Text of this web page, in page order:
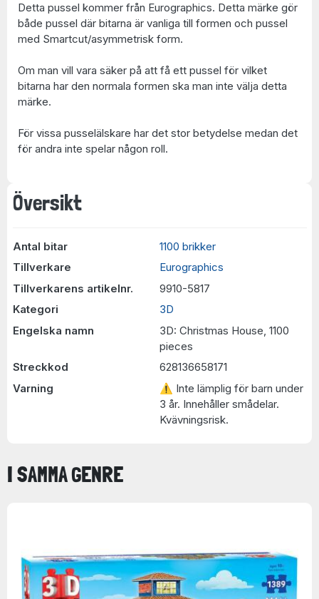
Översikt
Antal bitar
1100 brikker
Tillverkare
Eurographics
Tillverkarens artikelnr.
9910-5817
Kategori
3D
Engelska namn
3D: Christmas House, 1100
pieces
Streckkod
628136658171
Varning
⚠ Inte lämplig för barn under
3 år. Innehåller smådelar.
Kvävningsrisk.
Detta pussel kommer från Eurographics. Detta märke gör
både pussel där bitarna är vanliga till formen och pussel
med Smartcut/asymmetrisk form.
Om man vill vara säker på att få ett pussel för vilket
bitarna har den normala formen ska man inte välja detta
märke.
För vissa pusselälskare har det stor betydelse medan det
för andra inte spelar någon roll.
I SAMMA GENRE